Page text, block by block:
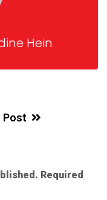
Hein
Post
Required